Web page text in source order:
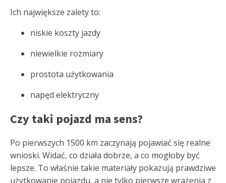
Ich największe zalety to:
niskie koszty jazdy
niewielkie rozmiary
prostota użytkowania
napęd elektryczny
Czy taki pojazd ma sens?
Po pierwszych 1500 km zaczynają pojawiać się realne
wnioski. Widać, co działa dobrze, a co mogłoby być
lepsze. To właśnie takie materiały pokazują prawdziwe
użytkowanie pojazdu, a nie tylko pierwsze wrażenia z